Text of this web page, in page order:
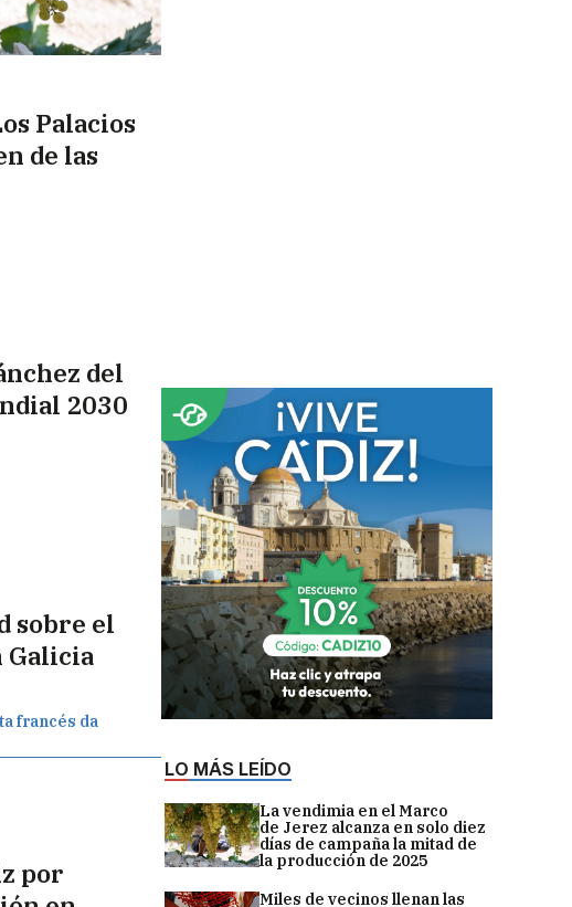
Palacios
de las
del
2030
sobre el
Galicia
francés da
por
LO MÁS LEÍDO
La vendimia en el Marco
de Jerez alcanza en solo diez
días de campaña la mitad de
la producción de 2025
Miles de vecinos llenan las